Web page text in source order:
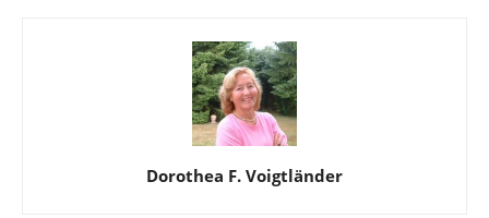
Dorothea F. Voigtländer